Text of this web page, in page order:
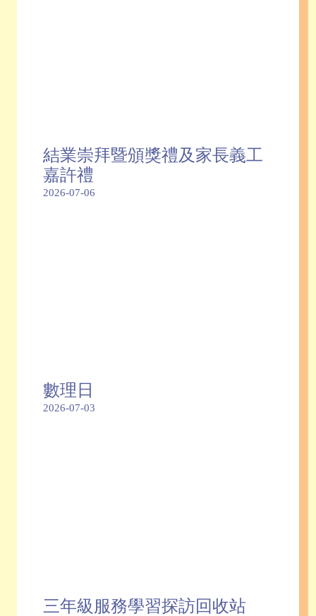
結業崇拜暨頒獎禮及家長義工
嘉許禮
2026-07-06
數理日
2026-07-03
三年級服務學習探訪回收站